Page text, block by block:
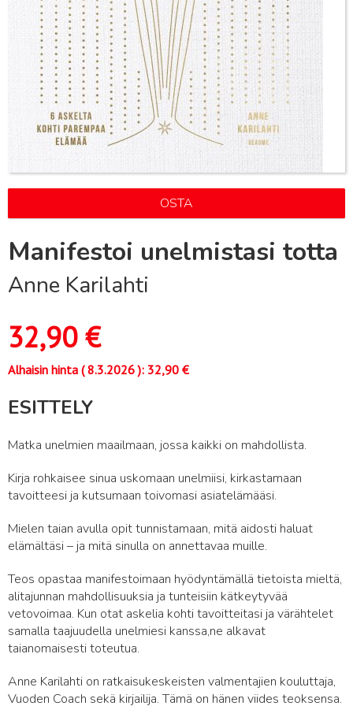
OSTA
Manifestoi unelmistasi totta
Anne Karilahti
32,90€
Alhaisin hinta (8.3.2026): 32,90 €
ESITTELY
Matka unelmien maailmaan, jossa kaikki on mahdollista.
Kirja rohkaisee sinua uskomaan unelmiisi, kirkastamaan
tavoitteesi ja kutsumaan toivomasi asiatelämääsi.
Mielen taian avulla opit tunnistamaan, mitä aidosti haluat
elämältäsi – ja mitä sinulla on annettavaa muille.
Teos opastaa manifestoimaan hyödyntämällä tietoista mieltä,
alitajunnan mahdollisuuksia ja tunteisiin kätkeytyvää
vetovoimaa. Kun otat askelia kohti tavoitteitasi ja värähtelet
samalla taajuudella unelmiesi kanssa,ne alkavat
taianomaisesti toteutua.
Anne Karilahti on ratkaisukeskeisten valmentajien kouluttaja,
Vuoden Coach sekä kirjailija. Tämä on hänen viides teoksensa.